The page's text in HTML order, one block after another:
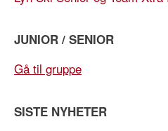
JUNIOR / SENIOR
Gå til gruppe
SISTE NYHETER